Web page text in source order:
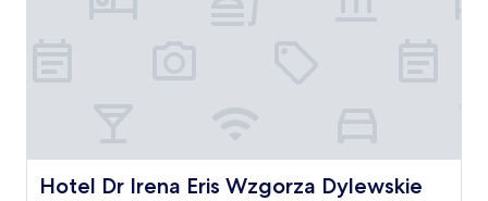
Hotel Dr Irena Eris Wzgorza Dylewskie
Hotel Dr Irena Eris Wzgorza Dylewskie